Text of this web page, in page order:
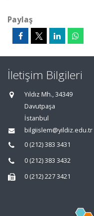
Paylaş
İletişim Bilgileri
Yıldız Mh., 34349
Davutpaşa
İstanbul
bilgiislem@yildiz.edu.tr
0 (212) 383 3431
0 (212) 383 3432
0 (212) 227 3421